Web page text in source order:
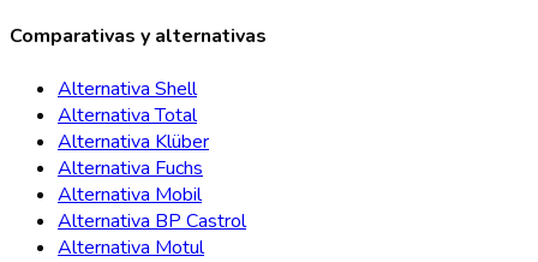
Comparativas y alternativas
Alternativa Shell
Alternativa Total
Alternativa Klüber
Alternativa Fuchs
Alternativa Mobil
Alternativa BP Castrol
Alternativa Motul